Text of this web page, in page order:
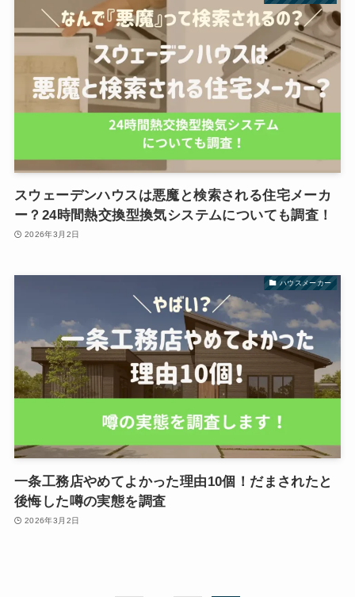
スウェーデンハウスは悪魔と検索される住宅メーカ
ー？24時間熱交換型換気システムについても調査！
2026年3月2日
ハウスメーカー
一条工務店やめてよかった理由10個！だまされたと
後悔した噂の実態を調査
2026年3月2日